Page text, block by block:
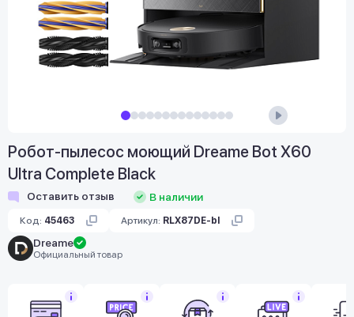
Робот-пылесос моющий Dreame Bot X60
Ultra Complete Black
Оставить отзыв В наличии
Код: 45463 Артикул: RLX87DE-bl
Dreame
Официальный товар